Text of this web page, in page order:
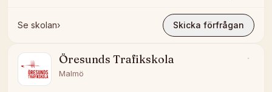
Se skolan› Skicka förfrågan
Öresunds Trafikskola
Malmö